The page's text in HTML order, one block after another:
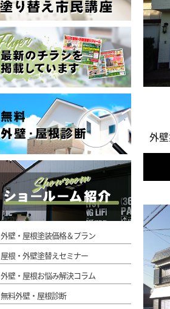
外
外壁・屋根塗装価格＆プラン
屋根・外壁塗替えセミナー
外壁・屋根お悩み解決コラム
無料外壁・屋根診断